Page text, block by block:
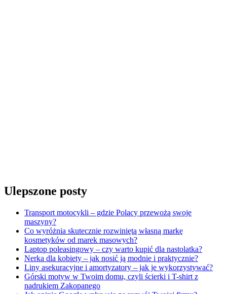
Ulepszone posty
Transport motocykli – gdzie Polacy przewożą swoje
maszyny?
Co wyróżnia skutecznie rozwiniętą własną markę
kosmetyków od marek masowych?
Laptop poleasingowy – czy warto kupić dla nastolatka?
Nerka dla kobiety – jak nosić ją modnie i praktycznie?
Liny asekuracyjne i amortyzatory – jak je wykorzystywać?
Górski motyw w Twoim domu, czyli ścierki i T-shirt z
nadrukiem Zakopanego